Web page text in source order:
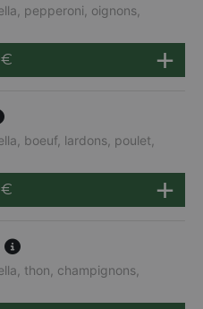
pepperoni, oignons,
€
boeuf, lardons, poulet,
€
thon, champignons,